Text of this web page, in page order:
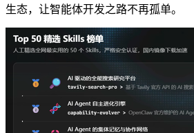
生态，让智能体开发之路不再孤单。